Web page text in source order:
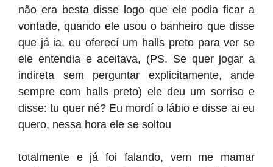
não era besta disse logo que ele podia ficar a
vontade, quando ele usou o banheiro que disse
que já ia, eu oferecí um halls preto para ver se
ele entendia e aceitava, (PS. Se quer jogar a
indireta sem perguntar explicitamente, ande
sempre com halls preto) ele deu um sorriso e
disse: tu quer né? Eu mordí o lábio e disse ai eu
quero, nessa hora ele se soltou
totalmente e já foi falando, vem me mamar